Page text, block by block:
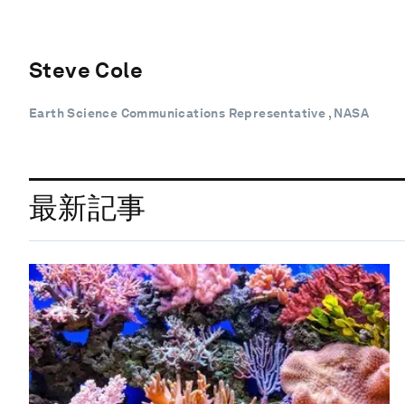
Steve Cole
Earth Science Communications Representative , NASA
最新記事